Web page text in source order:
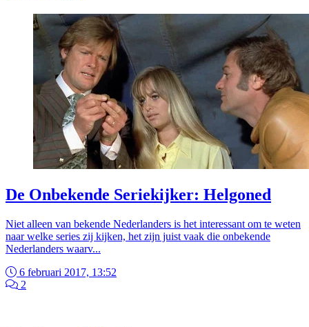
De Onbekende Seriekijker: Helgoned
Niet alleen van bekende Nederlanders is het interessant om te weten
naar welke series zij kijken, het zijn juist vaak die onbekende
Nederlanders waarv...
6 februari 2017, 13:52
2